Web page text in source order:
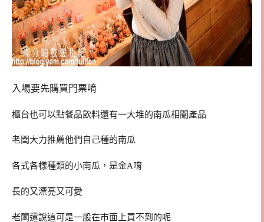
入場要先購買門票唷
櫃台也可以點餐品飲料還有一大堆的南瓜相關產品
老闆大力推薦他們自己種的南瓜
各式各樣種類的小南瓜，是金A唷
長的又漂亮又可愛
老闆還說這可是一般在市面上買不到的呢